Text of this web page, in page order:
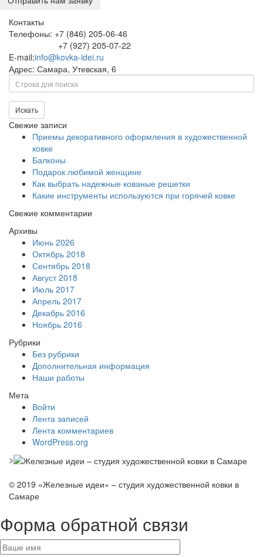
Контакты
Телефоны: +7 (846) 205-06-46
+7 (927) 205-07-22
E-mail:info@kovka-idei.ru
Адрес: Самара, Утевская, 6
Поиск
Искать
Свежие записи
Приемы декоративного оформления в художественной
ковке
Балконы
Подарок любимой женщине
Как выбрать надежные кованые решетки
Какие инструменты используются при горячей ковке
Свежие комментарии
Архивы
Июнь 2026
Октябрь 2018
Сентябрь 2018
Август 2018
Июль 2017
Апрель 2017
Декабрь 2016
Ноябрь 2016
Рубрики
Без рубрики
Дополнительная информация
Наши работы
Мета
Войти
Лента записей
Лента комментариев
WordPress.org
>
© 2019 «Железные идеи» – студия художественной ковки в
Самаре
Форма обратной связи